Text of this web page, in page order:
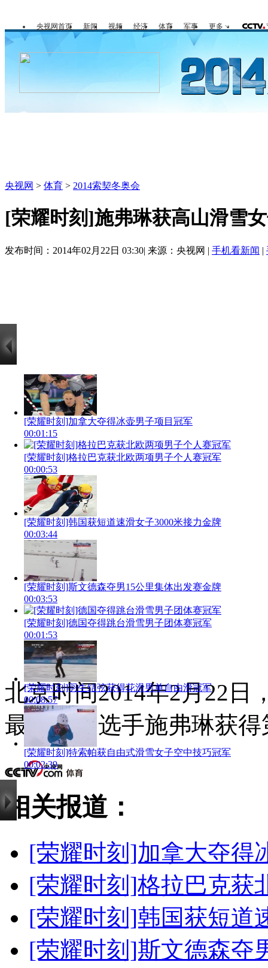
央视网首页 新闻 视频 经济 体育 军事 更多
央视网 > 体育 > 2014索契冬奥会
[荣耀时刻]施弗琳获高山滑雪
发布时间：2014年02月22日 03:30| 来源：央视网 | 手机看新闻 |
[荣耀时刻]加拿大夺得冰壶男子项目冠军
00:01:15
[荣耀时刻]格拉巴克获北欧两项男子个人赛冠军
00:00:53
[荣耀时刻]韩国获短道速滑女子3000米接力金牌
00:03:44
[荣耀时刻]斯文德森夺男15公里集体出发赛金牌
00:03:53
[荣耀时刻]德国夺得跳台滑雪男子团体赛冠军
00:01:53
[荣耀时刻]羽生结弦获得花滑男单自由滑冠军
00:08:57
[荣耀时刻]特索帕获自由式滑雪女子空中技巧冠军
00:02:39
北京时间2014年2月22日
最终美国选手施弗琳获
相关报道：
[荣耀时刻]加拿大夺得
[荣耀时刻]格拉巴克获
[荣耀时刻]韩国获短道
[荣耀时刻]斯文德森夺